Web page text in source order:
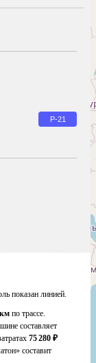
Р-21
показан линией.
по трассе.
составляет
75 280 ₽
составит